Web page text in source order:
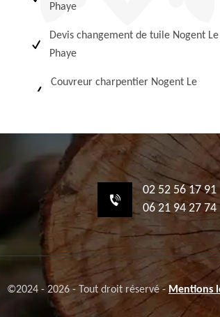
Phaye
Devis changement de tuile Nogent Le
Phaye
Couvreur charpentier Nogent Le
02 52 56 17 91
06 21 94 27 74
©2024 - 2026 - Tout droit réservé - Mentions